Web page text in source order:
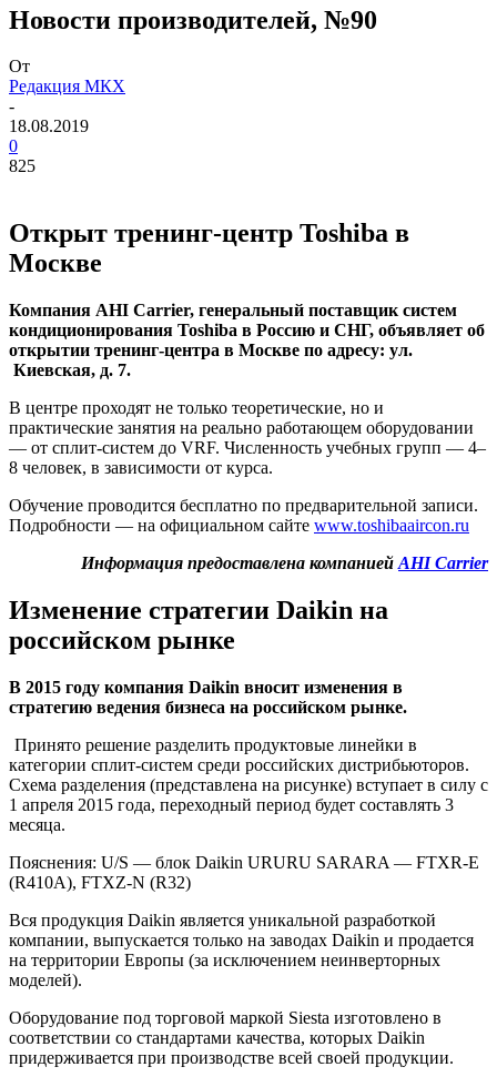
Новости производителей, №90
От
Редакция МКХ
-
18.08.2019
0
825
Открыт тренинг-центр Toshiba в
Москве
Компания AHI Carrier, генеральный поставщик систем
кондиционирования Toshiba в Россию и СНГ, объявляет об
открытии тренинг-центра в Москве по адресу: ул.
Киевская, д. 7.
В центре проходят не только теоретические, но и
практические занятия на реально работающем оборудовании
— от сплит-систем до VRF. Численность учебных групп — 4–
8 человек, в зависимости от курса.
Обучение проводится бесплатно по предварительной записи.
Подробности — на официальном сайте www.toshibaaircon.ru
Информация предоставлена компанией AHICarrier
Изменение стратегии Daikin на
российском рынке
В 2015 году компания Daikin вносит изменения в
стратегию ведения бизнеса на российском рынке.
Принято решение разделить продуктовые линейки в
категории сплит-систем среди российских дистрибьюторов.
Схема разделения (представлена на рисунке) вступает в силу с
1 апреля 2015 года, переходный период будет составлять 3
месяца.
Пояснения: U/S — блок Daikin URURU SARARA — FTXR-E
(R410A), FTXZ-N (R32)
Вся продукция Daikin является уникальной разработкой
компании, выпускается только на заводах Daikin и продается
на территории Европы (за исключением неинверторных
моделей).
Оборудование под торговой маркой Siesta изготовлено в
соответствии со стандартами качества, которых Daikin
придерживается при производстве всей своей продукции.